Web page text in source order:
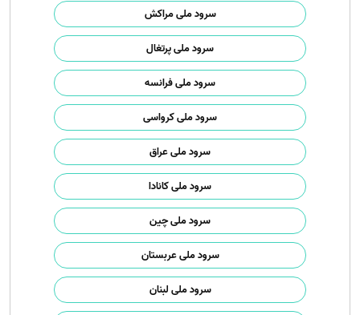
سرود ملی مراکش
سرود ملی پرتغال
سرود ملی فرانسه
سرود ملی کرواسی
سرود ملی عراق
سرود ملی کانادا
سرود ملی چین
سرود ملی عربستان
سرود ملی لبنان